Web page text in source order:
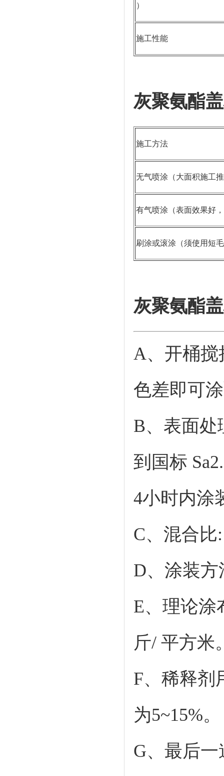
）
施工性能
灰聚氨酯
施工方法
无气喷涂（大面积施工
有气喷涂（表面效果好
刷涂或滚涂（须使用短
灰聚氨酯
A、开桶搅
色差即可
B、表面处
到国标
4小时内涂
C、混合比
D、涂装
E、理论涂
斤/ 平方米
F、稀释剂
为5~15%。
G、最后